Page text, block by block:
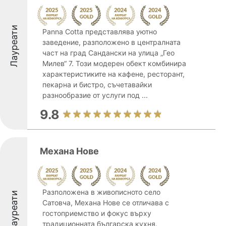
Лауреати
Panna Cotta представлява уютно
заведение, разположено в централната
част на град Сандански на улица „Гео
Милев“ 7. Този модерен обект комбинира
характеристиките на кафене, ресторант,
пекарна и бистро, съчетавайки
разнообразие от услуги под ...
9.8
Лауреати
Механа Нове
Разположена в живописното село
Сатовча, Механа Нове се отличава с
гостоприемство и фокус върху
традиционната българска кухня.